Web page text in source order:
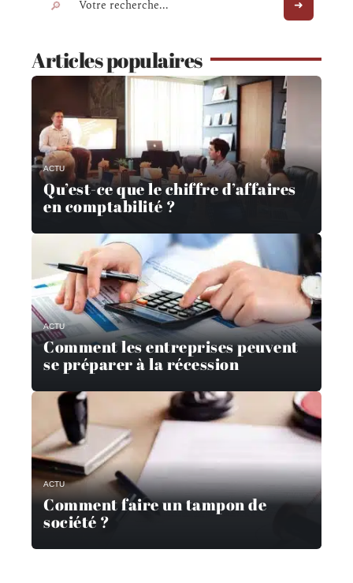
Articles populaires
ACTU
Qu’est-ce que le chiffre d’affaires
en comptabilité ?
ACTU
Comment les entreprises peuvent
se préparer à la récession
ACTU
Comment faire un tampon de
société ?